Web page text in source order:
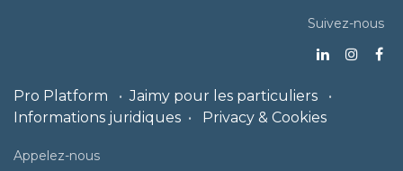
Suivez-nous
Pro Platform • Jaimy pour les particuliers
•
Informations juridiques • Privacy & Cookies
Appelez-nous